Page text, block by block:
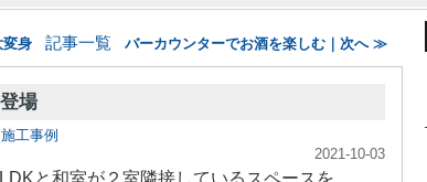
身 記事一覧 バーカウンターでお酒を楽しむ｜次へ ≫
場
工事例
2021-10-03
と和室が２室隣接しているスペースを、